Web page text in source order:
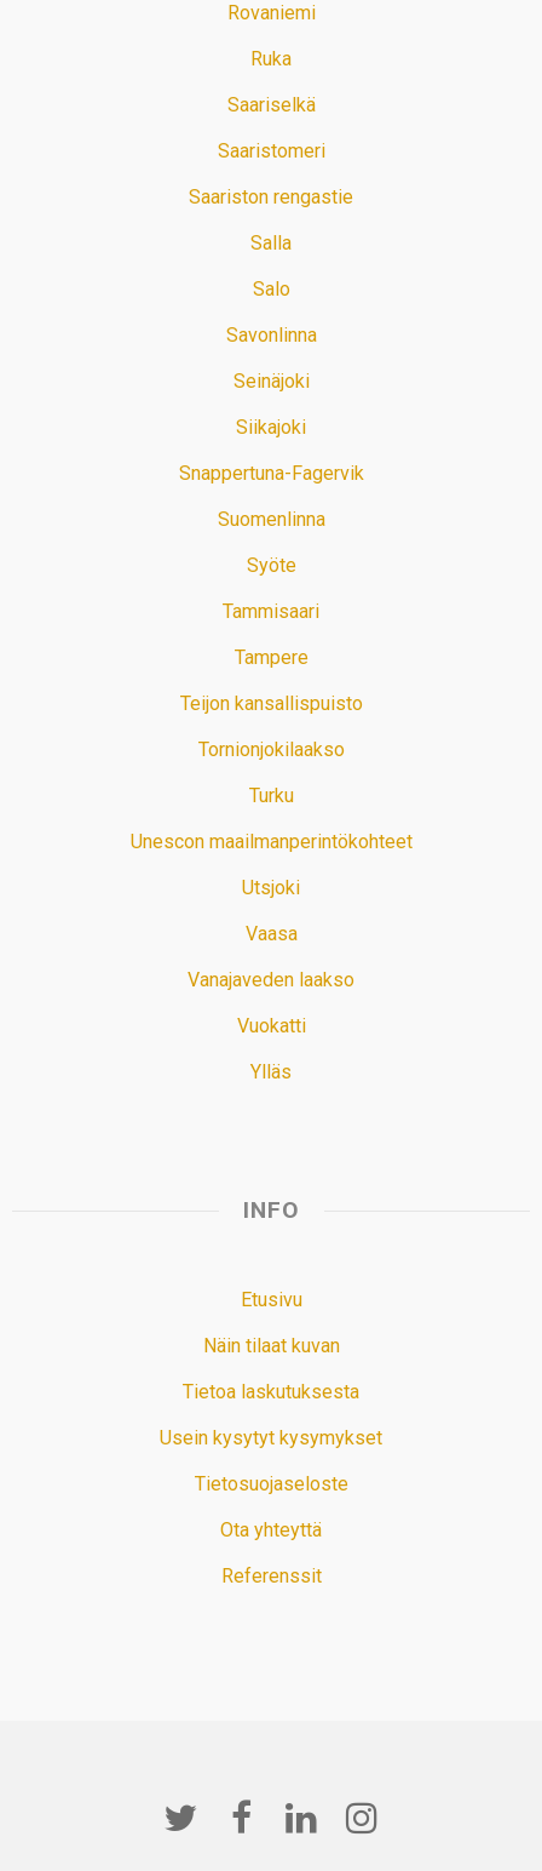
Rovaniemi
Ruka
Saariselkä
Saaristomeri
Saariston rengastie
Salla
Salo
Savonlinna
Seinäjoki
Siikajoki
Snappertuna-Fagervik
Suomenlinna
Syöte
Tammisaari
Tampere
Teijon kansallispuisto
Tornionjokilaakso
Turku
Unescon maailmanperintökohteet
Utsjoki
Vaasa
Vanajaveden laakso
Vuokatti
Ylläs
INFO
Etusivu
Näin tilaat kuvan
Tietoa laskutuksesta
Usein kysytyt kysymykset
Tietosuojaseloste
Ota yhteyttä
Referenssit